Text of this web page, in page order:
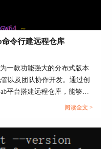
【密码】字段，输入
保存后我们还需要告知
root用户使用新密码登录
能进入系统。
令行建远程仓库
一款功能强大的分布式版本
以及团队协作开发。通过创
平台搭建远程仓库，能够构
码的规范化管理与协作开发
。...
阅读全文 >